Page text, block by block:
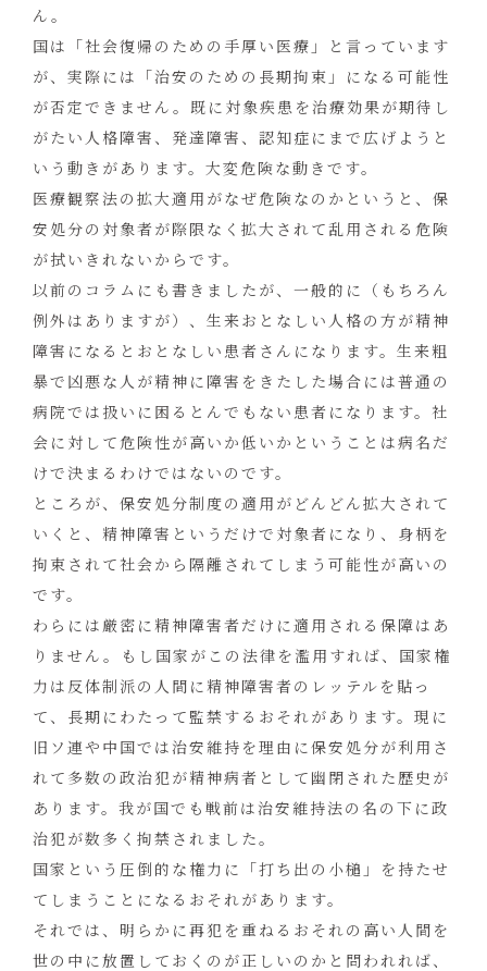
ん。
国は「社会復帰のための手厚い医療」と言っています
が、実際には「治安のための長期拘束」になる可能性
が否定できません。既に対象疾患を治療効果が期待し
がたい人格障害、発達障害、認知症にまで広げようと
いう動きがあります。大変危険な動きです。
医療観察法の拡大適用がなぜ危険なのかというと、保
安処分の対象者が際限なく拡大されて乱用される危険
が拭いきれないからです。
以前のコラムにも書きましたが、一般的に（もちろん
例外はありますが）、生来おとなしい人格の方が精神
障害になるとおとなしい患者さんになります。生来粗
暴で凶悪な人が精神に障害をきたした場合には普通の
病院では扱いに困るとんでもない患者になります。社
会に対して危険性が高いか低いかということは病名だ
けで決まるわけではないのです。
ところが、保安処分制度の適用がどんどん拡大されて
いくと、精神障害というだけで対象者になり、身柄を
拘束されて社会から隔離されてしまう可能性が高いの
です。
わらには厳密に精神障害者だけに適用される保障はあ
りません。もし国家がこの法律を濫用すれば、国家権
力は反体制派の人間に精神障害者のレッテルを貼っ
て、長期にわたって監禁するおそれがあります。現に
旧ソ連や中国では治安維持を理由に保安処分が利用さ
れて多数の政治犯が精神病者として幽閉された歴史が
あります。我が国でも戦前は治安維持法の名の下に政
治犯が数多く拘禁されました。
国家という圧倒的な権力に「打ち出の小槌」を持たせ
てしまうことになるおそれがあります。
それでは、明らかに再犯を重ねるおそれの高い人間を
世の中に放置しておくのが正しいのかと問われれば、